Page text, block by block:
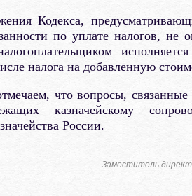
Кодекса,
по уплате налогов, не
налога на добавленную
что вопросы, связанные
казначейскому
России.
Заместитель